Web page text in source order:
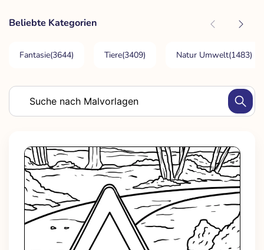
Beliebte Kategorien
Fantasie(3644) Tiere(3409) Natur Umwelt(1483)